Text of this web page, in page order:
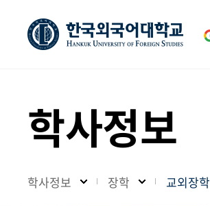
학사정보
학사정보 장학 교외장학